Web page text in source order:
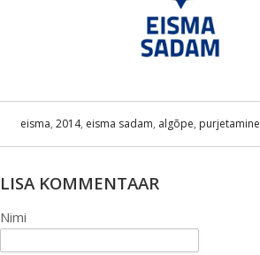
eisma, 2014, eisma sadam, algõpe, purjetamine
LISA KOMMENTAAR
Nimi